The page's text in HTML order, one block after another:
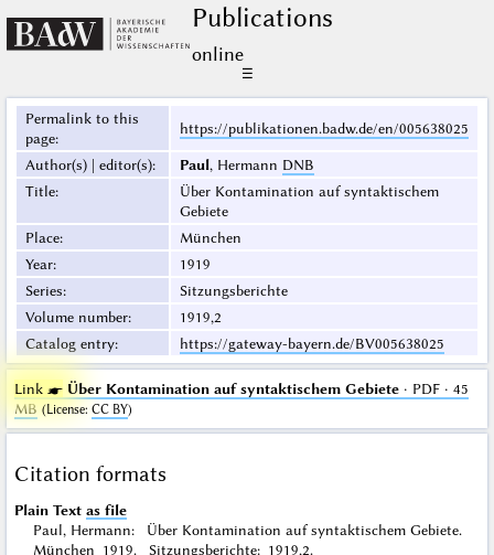
Publications
online
☰
Permalink to this
page:
https://publikationen.badw.de/en/005638025
Author(s) | editor(s): Paul, Hermann DNB
Title:
Über Kontamination auf syntaktischem
Gebiete
Place:
München
Year:
1919
Series:
Sitzungsberichte
Volume number:
1919,2
Catalog entry: https://gateway-bayern.de/BV005638025
Link ☛ Über Kontamination auf syntaktischem Gebiete· PDF · 45
MB (License: CC BY)
Citation formats
Plain Text as file
Paul, Hermann: Über Kontamination auf syntaktischem Gebiete.
München 1919. Sitzungsberichte: 1919,2.